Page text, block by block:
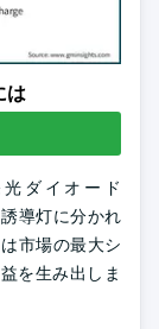
は
ダイオード
導灯に分かれ
市場の最大シ
を生み出しま